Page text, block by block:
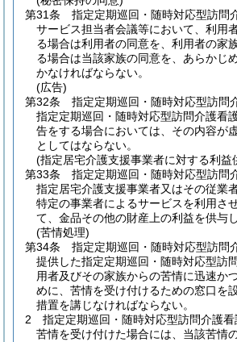
第31条
指定定期巡回・随時対応型訪問
サービス担当者会議等において、利用
る場合は利用者の同意を、利用者の家
る場合は当該家族の同意を、あらかじ
かなければならない。
(広告)
第32条
指定定期巡回・随時対応型訪問
指定定期巡回・随時対応型訪問介護看
告をする場合においては、その内容が
としてはならない。
(指定居宅介護支援事業者に対する利益
第33条
指定定期巡回・随時対応型訪問
指定居宅介護支援事業者又はその従業
特定の事業者によるサービスを利用さ
て、金品その他の財産上の利益を供与
(苦情処理)
第34条
指定定期巡回・随時対応型訪問
提供した指定定期巡回・随時対応型訪
用者及びその家族からの苦情に迅速か
めに、苦情を受け付けるための窓口を
措置を講じなければならない。
2
指定定期巡回・随時対応型訪問介護看
苦情を受け付けた場合には、当該苦情